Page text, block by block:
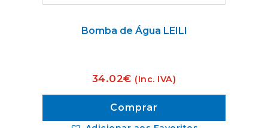
Bomba de Água LEILI
34.02€ (Inc. IVA)
Comprar